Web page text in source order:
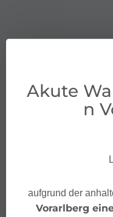
Akute
n
aufgrund der
Vorarlberg